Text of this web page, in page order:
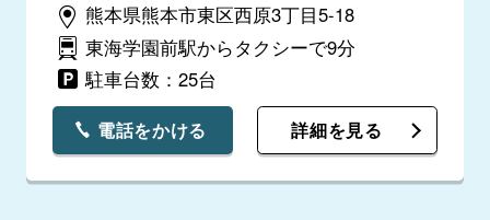
熊本県熊本市東区西原3丁目5-18
東海学園前駅からタクシーで9分
駐車台数：25台
電話をかける 詳細を見る